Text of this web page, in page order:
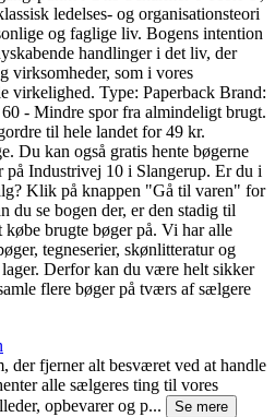
ledelses- og organisationsteori
og faglige liv. Bogens intention
handlinger i det liv, der
virksomheder, som i vores
virkelighed. Type: Paperback Brand:
- Mindre spor fra almindeligt brugt.
til hele landet for 49 kr.
Du kan også gratis hente bøgerne
på Industrivej 10 i Slangerup. Er du i
Klik på knappen "Gå til varen" for
du se bogen der, er den stadig til
brugte bøger på. Vi har alle
tegneserier, skønlitteratur og
lager. Derfor kan du være helt sikker
flere bøger på tværs af sælgere
der fjerner alt besværet ved at handle
alle sælgeres ting til vores
opbevarer og p...
Se mere